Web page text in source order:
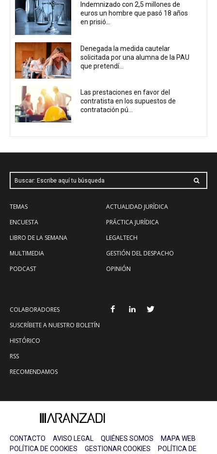
Indemnizado con 2,5 millones de
euros un hombre que pasó 18 años
en prisió...
Denegada la medida cautelar
solicitada por una alumna de la PAU
que pretendí...
Las prestaciones en favor del
contratista en los supuestos de
contratación pú...
Buscar: Escribe aquí tu búsqueda
TEMAS
ENCUESTA
LIBRO DE LA SEMANA
MULTIMEDIA
PODCAST
ACTUALIDAD JURÍDICA
PRÁCTICA JURÍDICA
LEGALTECH
GESTIÓN DEL DESPACHO
OPINIÓN
COLABORADORES
SUSCRÍBETE A NUESTRO BOLETÍN
HISTÓRICO
RSS
RECOMENDAMOS
CONTACTO AVISO LEGAL QUIÉNES SOMOS
MAPA WEB
POLÍTICA DE COOKIES
GESTIONAR COOKIES POLÍTICA DE